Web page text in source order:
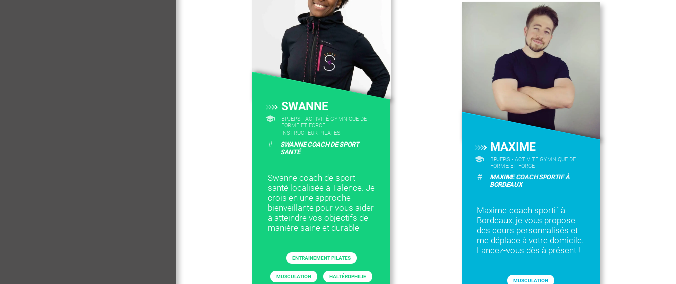
SWANNE
BPJEPS - ACTIVITÉ GYMNIQUE DE
FORME ET FORCE
INSTRUCTEUR PILATES
#
SWANNE COACH DE SPORT
SANTÉ
Swanne coach de sport
santé localisée à Talence. Je
crois en une approche
bienveillante pour vous aider
à atteindre vos objectifs de
manière saine et durable
ENTRAINEMENT PILATES
MUSCULATION HALTÉROPHILIE
MAXIME
BPJEPS - ACTIVITÉ GYMNIQUE DE
FORME ET FORCE
#
MAXIME COACH SPORTIF À
BORDEAUX
Maxime coach sportif à
Bordeaux, je vous propose
des cours personnalisés et
me déplace à votre domicile.
Lancez-vous dès à présent !
MUSCULATION